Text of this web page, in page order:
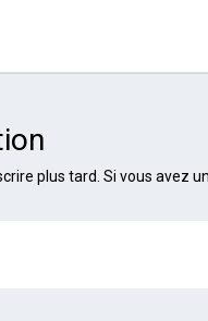
plus tard. Si vous avez